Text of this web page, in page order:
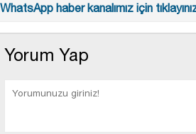
WhatsApp haber kanalımız için
Yorum Yap